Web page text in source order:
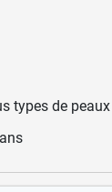
types de peaux